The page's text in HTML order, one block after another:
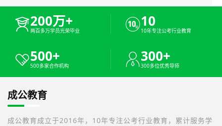
200万+
两百多万学员光荣毕业
10
10年专注公考行业教育
500+
500多家合作机构
300+
300多位优秀导师
成公教育
成公教育成立于2016年，10年专注公考行业教育，累计服务学